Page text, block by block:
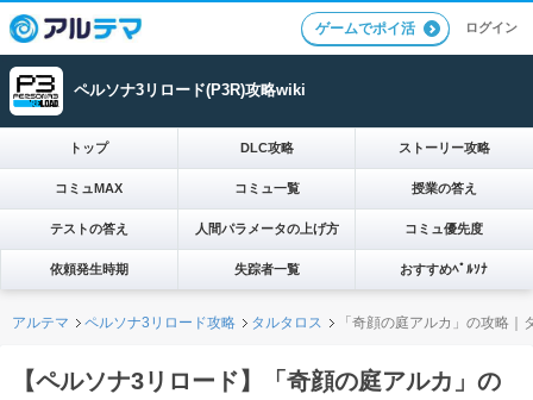
ゲームでポイ活 ログイン
ペルソナ3リロード(P3R)攻略wiki
トップ DLC攻略 ストーリー攻略
コミュMAX コミュ一覧 授業の答え
テストの答え 人間パラメータの上げ方 コミュ優先度
依頼発生時期 失踪者一覧 おすすめﾍﾟﾙｿﾅ
アルテマ ペルソナ3リロード攻略 タルタロス 「奇顔の庭アルカ」の攻略｜
【ペルソナ3リロード】「奇顔の庭アルカ」の